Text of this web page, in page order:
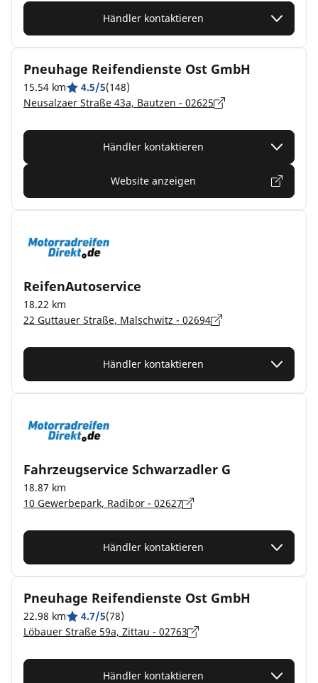
Händler kontaktieren
Pneuhage Reifendienste Ost GmbH
15.54 km 4.5/5(148)
Neusalzaer Straße 43a, Bautzen - 02625
Händler kontaktieren
Website anzeigen
ReifenAutoservice
18.22 km
22 Guttauer Straße, Malschwitz - 02694
Händler kontaktieren
Fahrzeugservice Schwarzadler G
18.87 km
10 Gewerbepark, Radibor - 02627
Händler kontaktieren
Pneuhage Reifendienste Ost GmbH
22.98 km 4.7/5(78)
Löbauer Straße 59a, Zittau - 02763
Händler kontaktieren